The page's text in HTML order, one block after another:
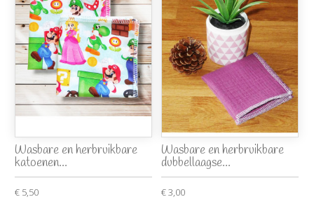
Wasbare en herbruikbare
katoenen...
€ 5,50
Wasbare en herbruikbare
dubbellaagse...
€ 3,00